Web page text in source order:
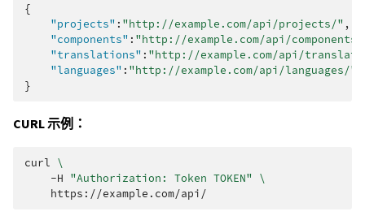
{
"projects" : "http://example.com/api/projects/" ,
"components" : "http://example.com/api/
"translations" : "http://example.com/api/
"languages" : "http://example.com/api/languages/"
}
CURL 示例：
curl \
-H "Authorization: Token TOKEN" \